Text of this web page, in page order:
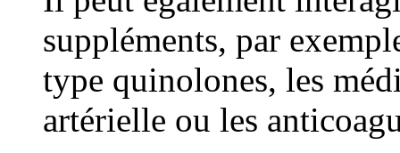
suppléments, par
type quinolones, les
artérielle ou les